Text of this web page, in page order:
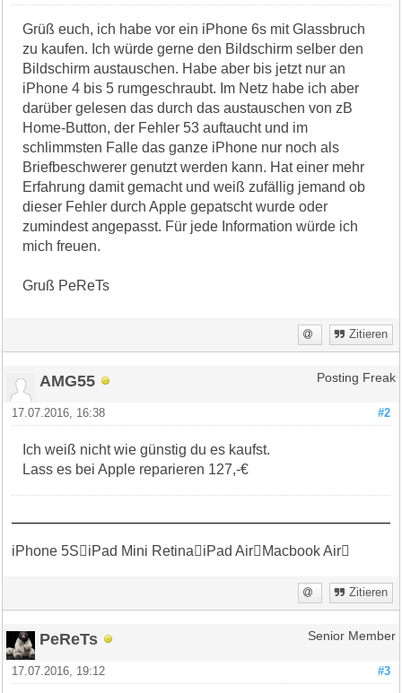
Grüß euch, ich habe vor ein iPhone 6s mit Glassbruch
zu kaufen. Ich würde gerne den Bildschirm selber den
Bildschirm austauschen. Habe aber bis jetzt nur an
iPhone 4 bis 5 rumgeschraubt. Im Netz habe ich aber
darüber gelesen das durch das austauschen von zB
Home-Button, der Fehler 53 auftaucht und im
schlimmsten Falle das ganze iPhone nur noch als
Briefbeschwerer genutzt werden kann. Hat einer mehr
Erfahrung damit gemacht und weiß zufällig jemand ob
dieser Fehler durch Apple gepatscht wurde oder
zumindest angepasst. Für jede Information würde ich
mich freuen.
Gruß PeReTs
Zitieren
AMG55 Posting Freak
#2
17.07.2016, 16:38
Ich weiß nicht wie günstig du es kaufst.
Lass es bei Apple reparieren 127,-€
iPhone 5SiPad Mini RetinaiPad AirMacbook Air
Zitieren
PeReTs Senior Member
#3
17.07.2016, 19:12